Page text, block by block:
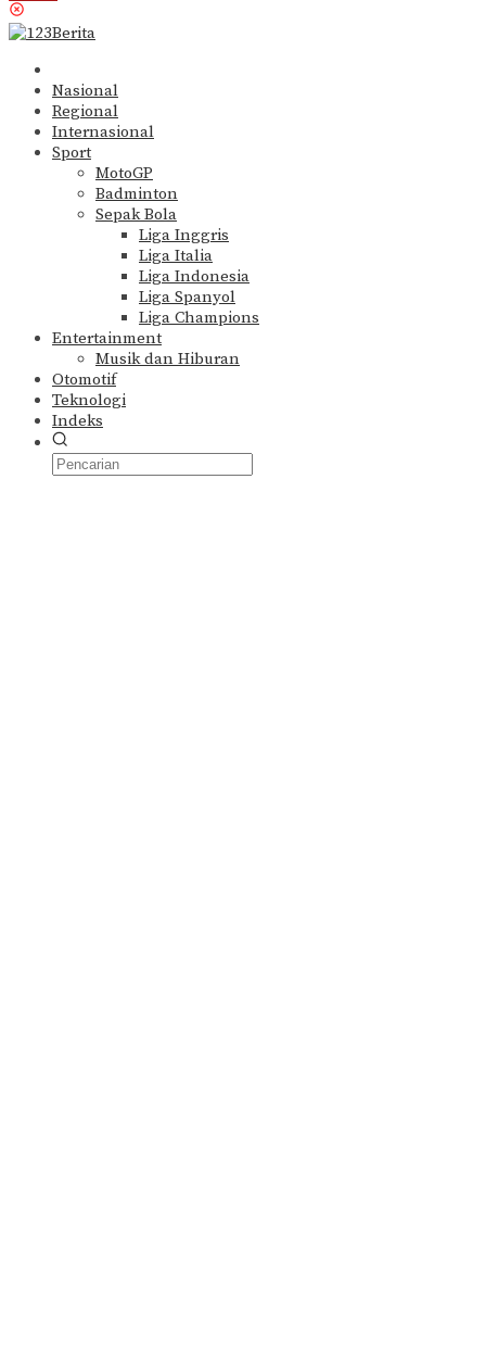
Nasional
Regional
Internasional
Sport
MotoGP
Badminton
Sepak Bola
Liga Inggris
Liga Italia
Liga Indonesia
Liga Spanyol
Liga Champions
Entertainment
Musik dan Hiburan
Otomotif
Teknologi
Indeks